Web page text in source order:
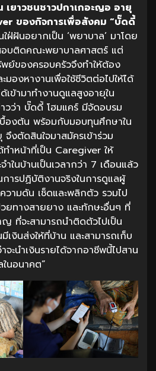
เยาวชนชาวปกาเกอะญอ อายุ
ของกิจการเพื่อสังคม “บั๊ดดี้
ฝ่ฝันอยากเป็น ‘พยาบาล’ มาโดย
อบติดคณะพยาบาลศาสตร์ แต่
ย์ของครอบครัวจึงทำให้ต้อง
องหางานเพื่อใช้ชีวิตต่อไปให้ได้
เข้ามาทำงานดูแลสูงอายุใน
วว่า บั๊ดดี้ โฮมแคร์ มีจัดอบรม
องต้น พร้อมกับมอบทุนศึกษาใน
งตัดสินใจมาสมัครเข้าร่วม
ำหน้าที่เป็น Caregiver ให้
ำในบ้านเป็นเวลากว่า 7 เดือนแล้ว
การปฏิบัติงานจริงในการดูแลผู้
วามดัน เช็ดและพลิกตัว รวมไป
ยทางสายยาง และทักษะอื่นๆ ที่
ที่จะสามารถนำติดตัวไปเป็น
งินส่งให้ที่บ้าน และสามารถเก็บ
จะนำเงินรายได้จากอาชีพนี้ไปสาน
นอนาคต”